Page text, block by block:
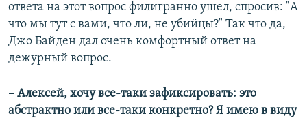
ответа на этот вопрос филигранно ушел, спросив: "А
что мы тут с вами, что ли, не убийцы?" Так что да,
Джо Байден дал очень комфортный ответ на
дежурный вопрос.
– Алексей, хочу все-таки зафиксировать: это
абстрактно или все-таки конкретно? Я имею в виду